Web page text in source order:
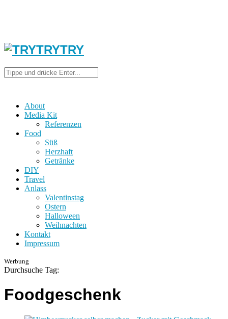
About
Media Kit
Referenzen
Food
Süß
Herzhaft
Getränke
DIY
Travel
Anlass
Valentinstag
Ostern
Halloween
Weihnachten
Kontakt
Impressum
Werbung
Durchsuche Tag:
Foodgeschenk